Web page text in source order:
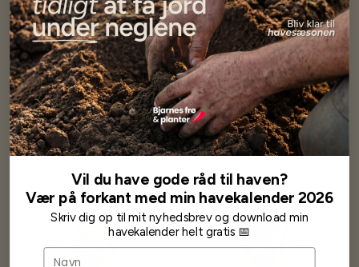
Mini Champ - Østershat Grå
99,00 kr
Få besked når på lager
Mini Champ - Champignon
Hvid
99,00 kr
Læg i kurv
Vil du have gode råd til haven?
Vær på forkant med min havekalender 2026
Skriv dig op til mit nyhedsbrev og download min
havekalender helt gratis 📅
Navn